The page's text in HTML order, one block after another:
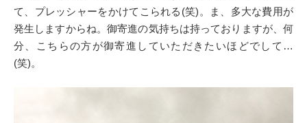
て、プレッシャーをかけてこられる(笑)。ま、多大な費用が
発生しますからね。御寄進の気持ちは持っておりますが、何
分、こちらの方が御寄進していただきたいほどでして…
(笑)。